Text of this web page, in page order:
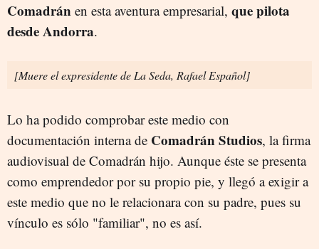
Comadrán en esta aventura empresarial, que pilota
desde Andorra.
[Muere el expresidente de La Seda, Rafael Español]
Lo ha podido comprobar este medio con
documentación interna de Comadrán Studios, la firma
audiovisual de Comadrán hijo. Aunque éste se presenta
como emprendedor por su propio pie, y llegó a exigir a
este medio que no le relacionara con su padre, pues su
vínculo es sólo "familiar", no es así.